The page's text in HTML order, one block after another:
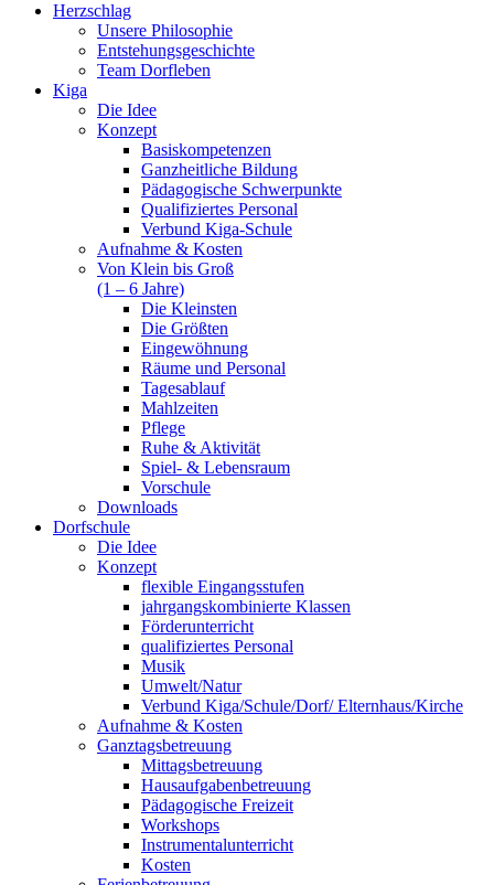
Herzschlag
Unsere Philosophie
Entstehungsgeschichte
Team Dorfleben
Kiga
Die Idee
Konzept
Basiskompetenzen
Ganzheitliche Bildung
Pädagogische Schwerpunkte
Qualifiziertes Personal
Verbund Kiga-Schule
Aufnahme & Kosten
Von Klein bis Groß
(1 – 6 Jahre)
Die Kleinsten
Die Größten
Eingewöhnung
Räume und Personal
Tagesablauf
Mahlzeiten
Pflege
Ruhe & Aktivität
Spiel- & Lebensraum
Vorschule
Downloads
Dorfschule
Die Idee
Konzept
flexible Eingangsstufen
jahrgangskombinierte Klassen
Förderunterricht
qualifiziertes Personal
Musik
Umwelt/Natur
Verbund Kiga/Schule/Dorf/ Elternhaus/Kirche
Aufnahme & Kosten
Ganztagsbetreuung
Mittagsbetreuung
Hausaufgabenbetreuung
Pädagogische Freizeit
Workshops
Instrumentalunterricht
Kosten